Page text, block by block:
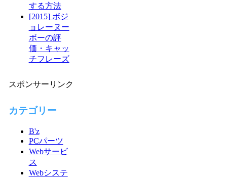
する方法
[2015] ボジ
ョレーヌー
ボーの評
価・キャッ
チフレーズ
スポンサーリンク
カテゴリー
B'z
PCパーツ
Webサービ
ス
Webシステ